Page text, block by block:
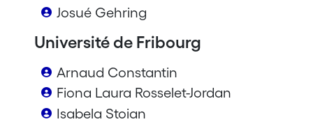
Josué Gehring
Université de Fribourg
Arnaud Constantin
Fiona Laura Rosselet-Jordan
Isabela Stoian